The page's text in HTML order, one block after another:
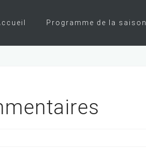
Programme de la saison